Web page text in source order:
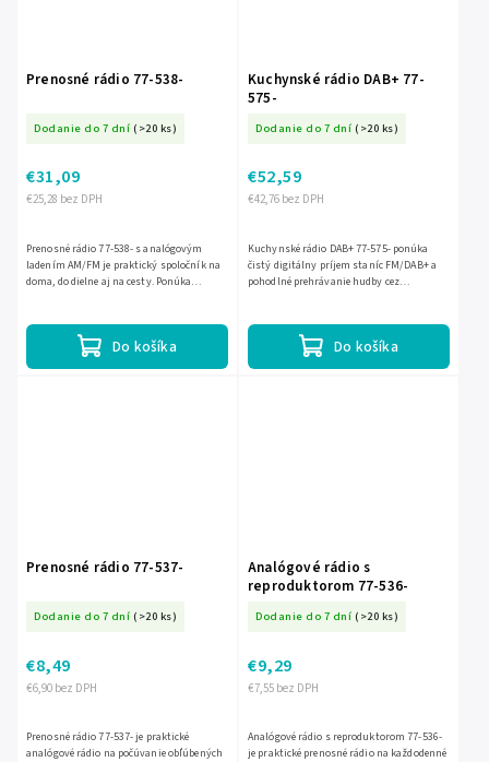
Prenosné rádio 77-538-
Dodanie do 7 dní (>20 ks)
€25,28 bez DPH
€31,09
Do košíka
Prenosné rádio 77-538- s analógovým
ladením AM/FM je praktický spoločník na
doma, do dielne aj na cesty. Ponúka
Kuchynské rádio DAB+ 77-
575-
Dodanie do 7 dní (>20 ks)
€42,76 bez DPH
€52,59
Do košíka
Kuchynské rádio DAB+ 77-575- ponúka
čistý digitálny príjem staníc FM/DAB+ a
pohodlné prehrávanie hudby cez
Prenosné rádio 77-537-
Dodanie do 7 dní (>20 ks)
€6,90 bez DPH
€8,49
Prenosné rádio 77-537- je praktické
analógové rádio na počúvanie obľúbených
Analógové rádio s
reproduktorom 77-536-
Dodanie do 7 dní (>20 ks)
€7,55 bez DPH
€9,29
Analógové rádio s reproduktorom 77-536-
je praktické prenosné rádio na každodenné